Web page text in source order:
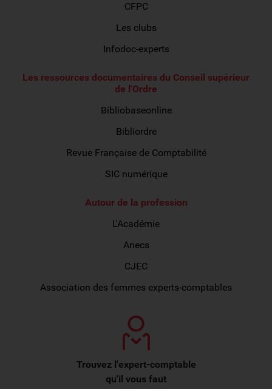
CFPC
Les clubs
Infodoc-experts
Les ressources documentaires du Conseil supérieur
de l'Ordre
Bibliobaseonline
Bibliordre
Revue Française de Comptabilité
SIC numérique
Autour de la profession
L'Académie
Anecs
CJEC
Association des femmes experts-comptables
Trouvez l'expert-comptable
qu'il vous faut